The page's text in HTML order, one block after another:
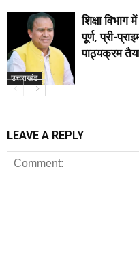
उत्तराखंड
शिक्षा
पूर्ण, प्री-
पाठ्यक्रम
LEAVE A REPLY